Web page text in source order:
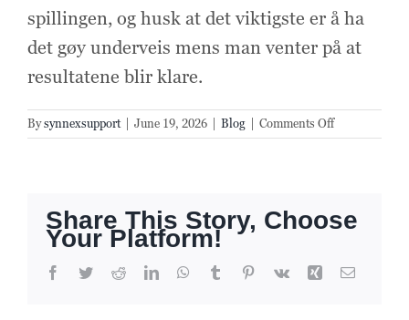
spillingen, og husk at det viktigste er å ha
det gøy underveis mens man venter på at
resultatene blir klare.
Bysynnexsupport June 19, 2026 Blog Comments Offon
Drømmen
Eurojackpot-
gevinsten
Share This Story, Choose
Your Platform!
Facebook
TwitterRedditLinkedInWhatsApp
Tumblr Pinterest
Vk Xing Email